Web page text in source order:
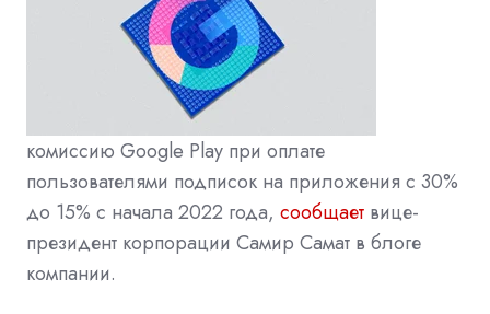
комиссию Google Play при оплате
пользователями подписок на приложения с 30%
до 15% с начала 2022 года, сообщает вице-
президент корпорации Самир Самат в блоге
компании.